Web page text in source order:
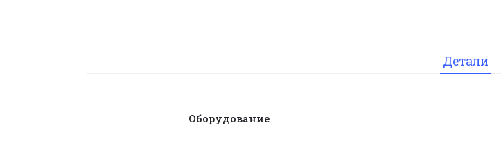
Детали
Оборудование